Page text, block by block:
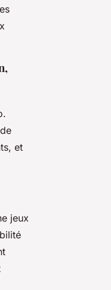
et
jeux